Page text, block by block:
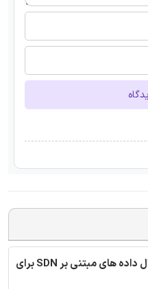
ترجمه مقاله امنیت انتقال داده های مبتنی بر SDN برای